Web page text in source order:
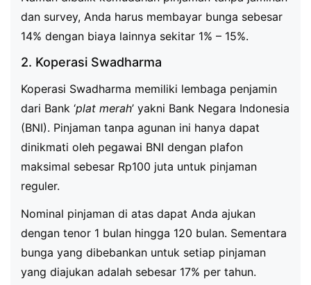
dan survey, Anda harus membayar bunga sebesar
14% dengan biaya lainnya sekitar 1% – 15%.
2. Koperasi Swadharma
Koperasi Swadharma memiliki lembaga penjamin
dari Bank ‘plat merah’ yakni Bank Negara Indonesia
(BNI). Pinjaman tanpa agunan ini hanya dapat
dinikmati oleh pegawai BNI dengan plafon
maksimal sebesar Rp100 juta untuk pinjaman
reguler.
Nominal pinjaman di atas dapat Anda ajukan
dengan tenor 1 bulan hingga 120 bulan. Sementara
bunga yang dibebankan untuk setiap pinjaman
yang diajukan adalah sebesar 17% per tahun.